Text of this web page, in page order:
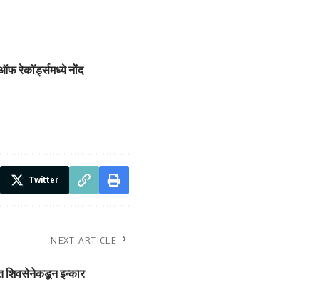
ऑफ रेकॉर्ड्समध्ये नोंद
Twitter
NEXT ARTICLE
शिवसेनेकडून इन्कार